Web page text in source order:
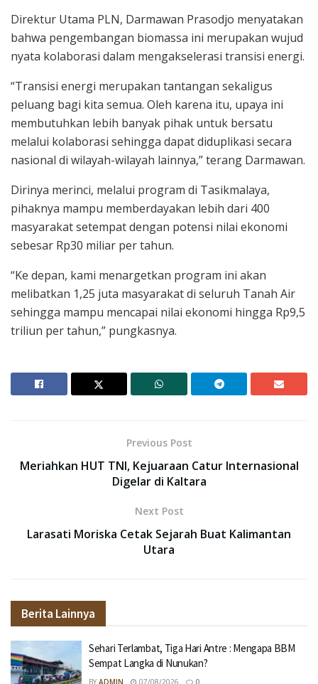
Direktur Utama PLN, Darmawan Prasodjo menyatakan
bahwa pengembangan biomassa ini merupakan wujud
nyata kolaborasi dalam mengakselerasi transisi energi.
“Transisi energi merupakan tantangan sekaligus
peluang bagi kita semua. Oleh karena itu, upaya ini
membutuhkan lebih banyak pihak untuk bersatu
melalui kolaborasi sehingga dapat diduplikasi secara
nasional di wilayah-wilayah lainnya,” terang Darmawan.
Dirinya merinci, melalui program di Tasikmalaya,
pihaknya mampu memberdayakan lebih dari 400
masyarakat setempat dengan potensi nilai ekonomi
sebesar Rp30 miliar per tahun.
“Ke depan, kami menargetkan program ini akan
melibatkan 1,25 juta masyarakat di seluruh Tanah Air
sehingga mampu mencapai nilai ekonomi hingga Rp9,5
triliun per tahun,” pungkasnya.
Previous Post
Meriahkan HUT TNI, Kejuaraan Catur Internasional
Digelar di Kaltara
Next Post
Larasati Moriska Cetak Sejarah Buat Kalimantan
Utara
Berita Lainnya
Sehari Terlambat, Tiga Hari Antre : Mengapa BBM
Sempat Langka di Nunukan?
BY ADMIN 07/08/2026 0